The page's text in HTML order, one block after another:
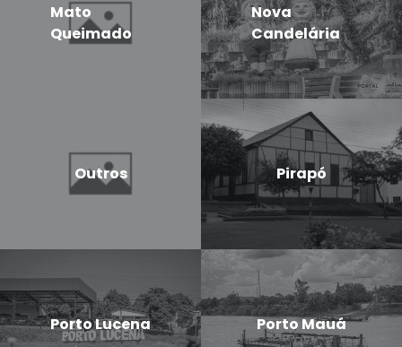
Mato
Queimado
Nova
Candelária
Outros Pirapó
Porto Lucena Porto Mauá